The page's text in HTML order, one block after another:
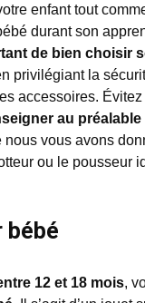
enfant tout
durant son
de bien choisir
privilégiant la
accessoires.
au préalable
nous vous avons
ou le pousseur
bébé
12 et 18 mois,